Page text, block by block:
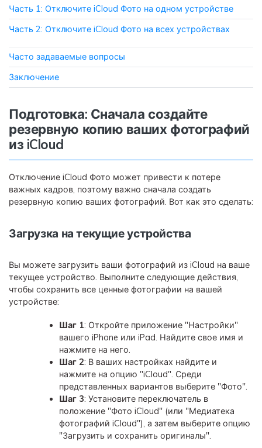
устройствами.
Часть 1: Отключите iCloud Фото на одном устройстве
Часть 2: Отключите iCloud Фото на всех устройствах
Часто задаваемые вопросы
Заключение
Подготовка: Сначала создайте
резервную копию ваших фотографий
из iCloud
Отключение iCloud Фото может привести к потере
важных кадров, поэтому важно сначала создать
резервную копию ваших фотографий. Вот как это сделать:
Загрузка на текущие устройства
Вы можете загрузить ваши фотографий из iCloud на ваше
текущее устройство. Выполните следующие действия,
чтобы сохранить все ценные фотографии на вашей
устройстве:
Шаг 1: Откройте приложение "Настройки"
вашего iPhone или iPad. Найдите свое имя и
нажмите на него.
Шаг 2: В ваших настройках найдите и
нажмите на опцию "iCloud". Среди
представленных вариантов выберите "Фото".
Шаг 3: Установите переключатель в
положение "Фото iCloud" (или "Медиатека
фотографий iCloud"), а затем выберите опцию
"Загрузить и сохранить оригиналы".